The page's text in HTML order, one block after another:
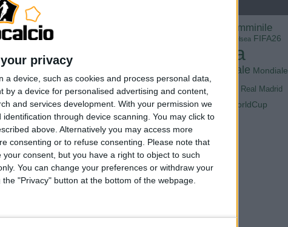
privacy
device, such as cookies and process personal data,
a device for personalised advertising and content,
and services development. With your permission we
through device scanning. You may click to
above. Alternatively you may access more
consenting or to refuse consenting.
Please note that
consent, but you have a right to object to such
You can change your preferences or withdraw your
"Privacy" button at the bottom of the webpage.
calcio femminile
Chelsea FIFA26
Italia
Mondiale Mondiale
2026 Napoli Nazionale Real Madrid
Roma Sampdoria Serie A
WorldCup
WorldCup2026